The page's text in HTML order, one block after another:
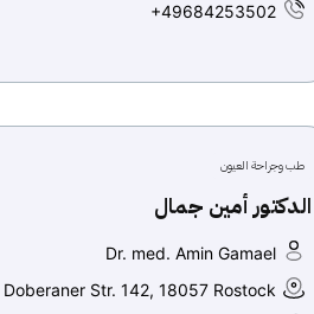
+49684253502
طب وجراحة العيون
الدكتور أمين جمال
Dr. med. Amin Gamael
Doberaner Str. 142, 18057 Rostock